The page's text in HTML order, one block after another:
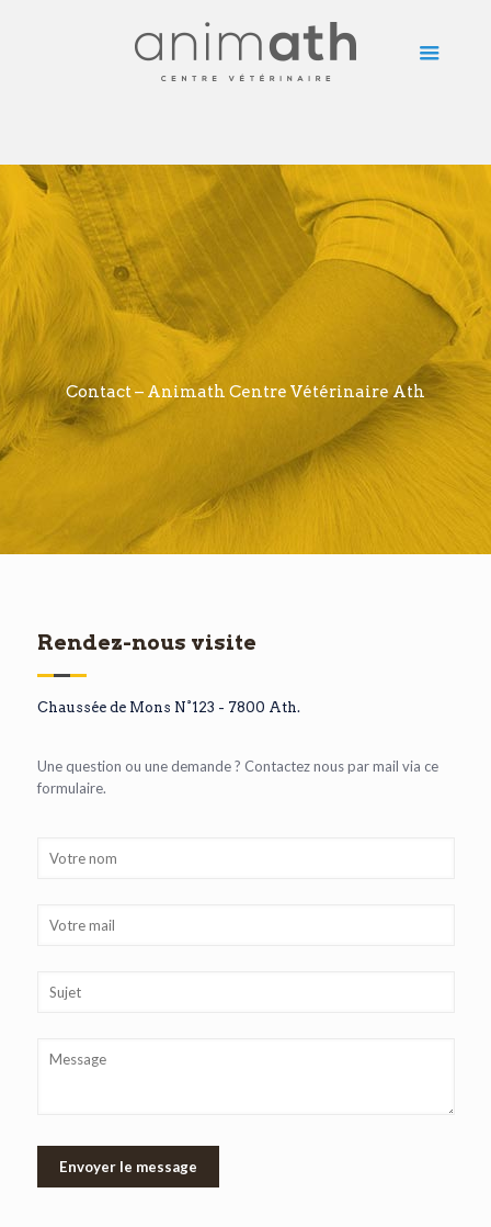
Contact – Animath Centre Vétérinaire Ath
Rendez-nous visite
Chaussée de Mons N°123 - 7800 Ath.
Une question ou une demande ? Contactez nous par mail via ce
formulaire.